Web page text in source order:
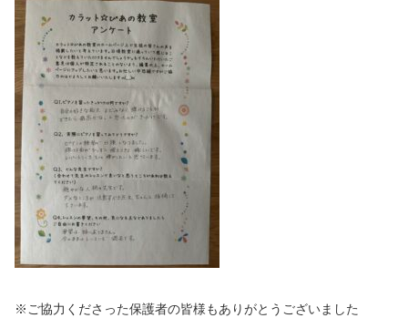
※ご協力くださった保護者の皆様もありがとうございました